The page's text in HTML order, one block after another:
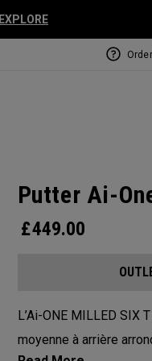
EXPLORE
Putter Ai-
£449.00
L’Ai-ONE MILLED SIX
moyenne à arrière